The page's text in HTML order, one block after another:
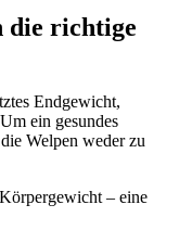
die richtige
Endgewicht,
ein gesundes
Welpen weder zu
– eine